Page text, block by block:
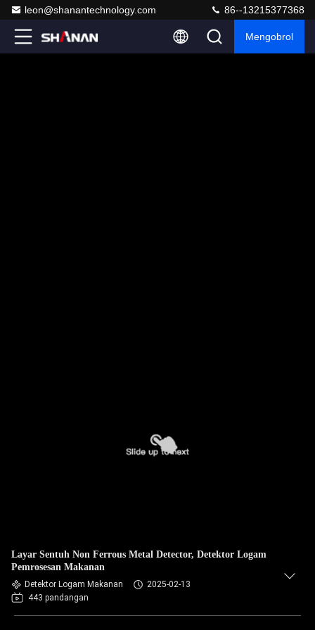
leon@shanantechnology.com 86--13215377368
Mengobrol
Layar Sentuh Non Ferrous Metal Detector, Detektor Logam
Pemrosesan Makanan
Detektor Logam Makanan
2025-02-13
443 pandangan